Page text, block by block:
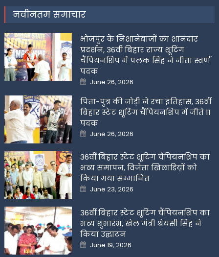
नवीनतम समाचार
भोजपुर के निशानेबाजों का शानदार
प्रदर्शन, 36वीं बिहार राज्य शूटिंग
चैंपियनशिप में पलक सिंह ने जीता स्वर्ण
पदक
Posted
on
June 26, 2026
पिता-पुत्र की जोड़ी ने रचा इतिहास, 36वीं
बिहार स्टेट शूटिंग चैंपियनशिप में जीते 11
पदक
Posted
on
June 26, 2026
36वीं बिहार स्टेट शूटिंग चैंपियनशिप का
भव्य समापन, विजेता खिलाडिय़ों को
किया गया सम्मानित
Posted
on
June 23, 2026
36वीं बिहार स्टेट शूटिंग चैंपियनशिप का
भव्य शुभारंभ, खेल मंत्री श्रेयसी सिंह ने
किया उद्घाटन
Posted
on
June 19, 2026